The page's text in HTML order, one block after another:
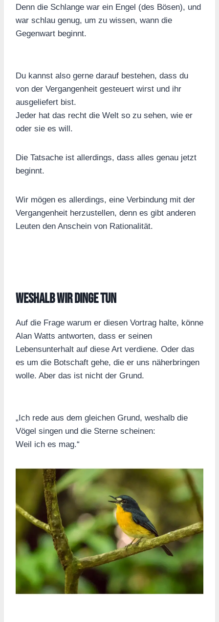
Denn die Schlange war ein Engel (des Bösen), und
war schlau genug, um zu wissen, wann die
Gegenwart beginnt.
Du kannst also gerne darauf bestehen, dass du
von der Vergangenheit gesteuert wirst und ihr
ausgeliefert bist.
Jeder hat das recht die Welt so zu sehen, wie er
oder sie es will.
Die Tatsache ist allerdings, dass alles genau jetzt
beginnt.
Wir mögen es allerdings, eine Verbindung mit der
Vergangenheit herzustellen, denn es gibt anderen
Leuten den Anschein von Rationalität.
Weshalb wir Dinge tun
Auf die Frage warum er diesen Vortrag halte, könne
Alan Watts antworten, dass er seinen
Lebensunterhalt auf diese Art verdiene. Oder das
es um die Botschaft gehe, die er uns näherbringen
wolle. Aber das ist nicht der Grund.
„Ich rede aus dem gleichen Grund, weshalb die
Vögel singen und die Sterne scheinen:
Weil ich es mag.“